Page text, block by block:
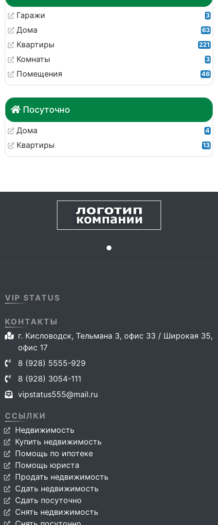
Гаражи 3
Дома 63
Квартиры 221
Комнаты 3
Помещения 46
Посуточно
Дома 4
Квартиры 13
VIP STATUS
КОНТАКТЫ
г. Кисловодск, Тельмана 3, офис 33 / Широкая 35,
офис 17
8 (928) 5555-929
8 (928) 3054-111
vipstatus555@mail.ru
ССЫЛКИ
Недвижимость
Купить недвижимость
Помощь по ипотеке
Помощь юриста
Продать недвижимость
Сдать недвижимость
Сдать посуточно
Снять недвижимость